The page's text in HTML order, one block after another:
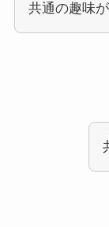
共通の趣味